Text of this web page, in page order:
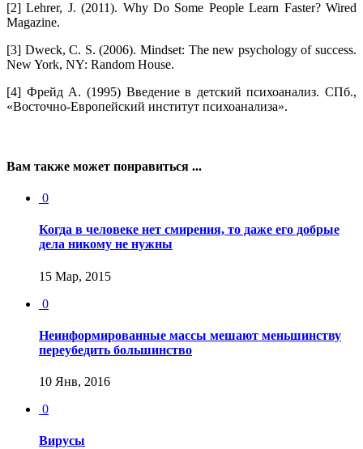
[2] Lehrer, J. (2011). Why Do Some People Learn Faster? Wired
Magazine.
[3] Dweck, C. S. (2006). Mindset: The new psychology of success.
New York, NY: Random House.
[4] Фрейд А. (1995) Введение в детский психоанализ. СПб.,
«Восточно-Европейский институт психоанализа».
Вам также может понравиться ...
0
Когда в человеке нет смирения, то даже его добрые
дела никому не нужны
15 Мар, 2015
0
Неинформированные массы мешают меньшинству
переубедить большинство
10 Янв, 2016
0
Вирусы